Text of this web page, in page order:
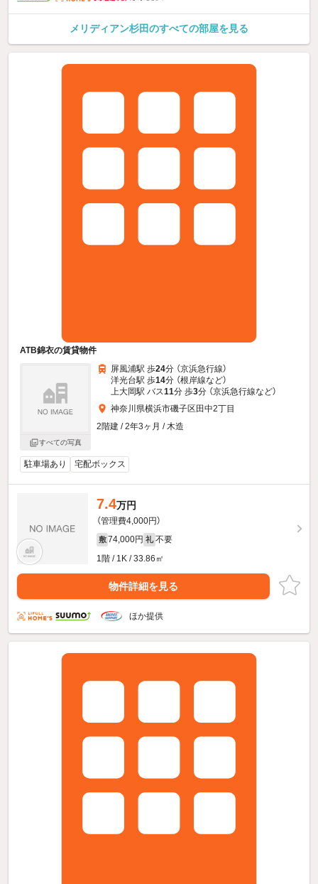
メリディアン杉田のすべての部屋を見る
ATB錦衣の賃貸物件
すべての写真
屏風浦駅 歩24分 （京浜急行線）
洋光台駅 歩14分 （根岸線など）
上大岡駅 バス11分 歩3分 （京浜急行線など）
神奈川県横浜市磯子区田中2丁目
2階建 / 2年3ヶ月 / 木造
駐車場あり 宅配ボックス
7.4万円
（管理費4,000円）
敷 74,000円 礼 不要
1階 / 1K / 33.86㎡
物件詳細を見る
ほか提供